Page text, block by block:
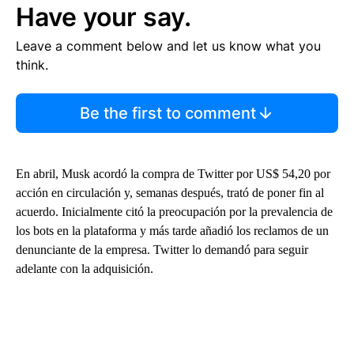
Have your say.
Leave a comment below and let us know what you
think.
Be the first to comment
En abril, Musk acordó la compra de Twitter por US$ 54,20 por
acción en circulación y, semanas después, trató de poner fin al
acuerdo. Inicialmente citó la preocupación por la prevalencia de
los bots en la plataforma y más tarde añadió los reclamos de un
denunciante de la empresa. Twitter lo demandó para seguir
adelante con la adquisición.